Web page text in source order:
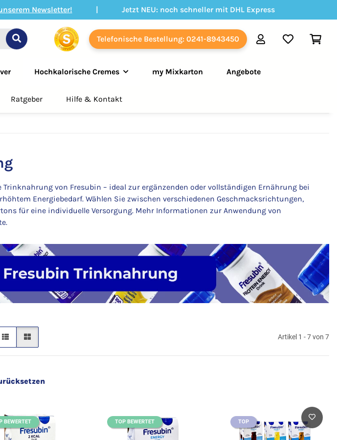
Newsletter! | Jetzt NEU: noch schneller mit DHL Express
Telefonische Bestellung: 0241-8943450
Hochkalorische Cremes my Mixkarton Angebote
Ratgeber Hilfe & Kontakt
von Fresubin – ideal zur ergänzenden oder vollständigen Ernährung bei
Energiebedarf. Wählen Sie zwischen verschiedenen Geschmacksrichtungen,
für eine individuelle Versorgung. Mehr Informationen zur Anwendung von
Artikel 1 - 7 von 7
BEWERTET TOP BEWERTET TOP